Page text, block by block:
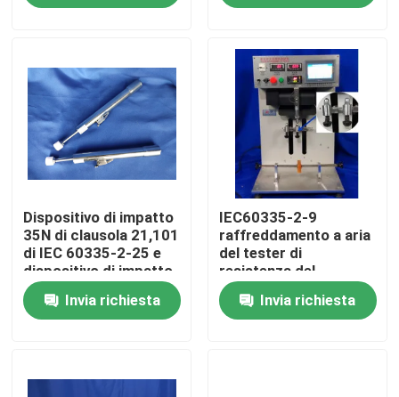
Prodotti
Circa noi
Giro della fabbrica
Controllo di qualità
Dispositivo di impatto
35N di clausola 21,101
di IEC 60335-2-25 e
dispositivo di impatto
65N per la prova
dell'Assemblea della
porta di microonda
Invia richiesta
IEC60335-2-9
raffreddamento a aria
del tester di
resistenza del
commutatore del
tostapane di clausola
19,101
Invia richiesta